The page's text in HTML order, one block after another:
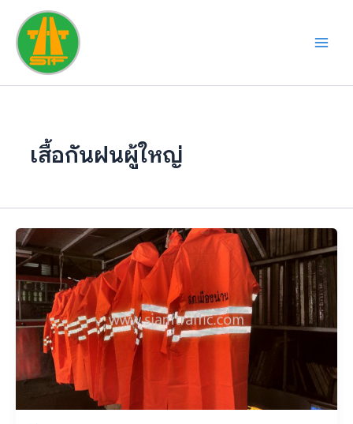
content
เสื้อกันฝนผู้ใหญ่